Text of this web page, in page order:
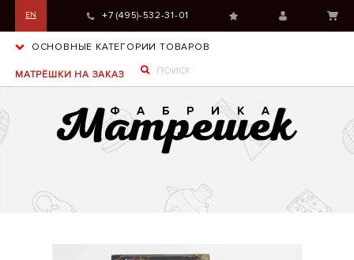
EN +7 (495)-532-31-01
ОСНОВНЫЕ КАТЕГОРИИ ТОВАРОВ
МАТРЁШКИ НА ЗАКАЗ